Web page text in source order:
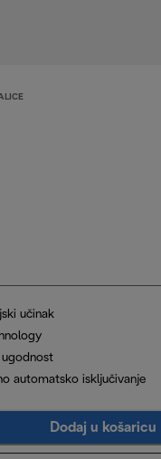
učinak
ugodnost
automatsko isključivanje
Dodaj u košaricu